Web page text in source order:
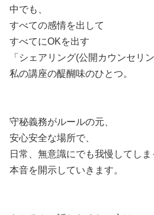
中でも、
すべての感情を出して
すべてにOKを出す
「シェアリング(公開カウンセリ
私の講座の醍醐味のひとつ。
守秘義務がルールの元、
安心安全な場所で、
日常、無意識にでも我慢してしま
本音を開示していきます。